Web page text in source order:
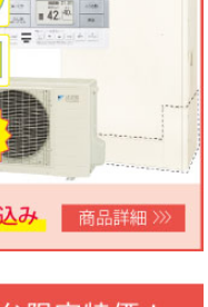
4ｍまで込）コミコミ価格
に伴う価格改定について
事費コミコミ特価！今
台限定コミコミ価格
終了となります。
限定大特価！20号オート
MFC-250V・標準工事費
ミ価格136,800円～